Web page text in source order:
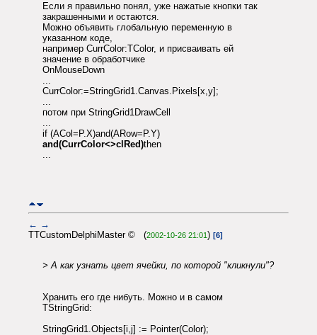
Если я правильно понял, уже нажатые кнопки так
закрашенными и остаются.
Можно объявить глобальную переменную в
указанном коде,
например CurrColor:TColor, и присваивать ей
значение в обработчике
OnMouseDown
...
CurrColor:=StringGrid1.Canvas.Pixels[x,y];
...
потом при StringGrid1DrawCell
...
if (ACol=P.X)and(ARow=P.Y)
and(CurrColor<>clRed)then
...
← →
TTCustomDelphiMaster © (2002-10-26 21:01) [6]
> А как узнать цвет ячейки, по которой "кликнули"?
Хранить его где нибуть. Можно и в самом
TStringGrid:
StringGrid1.Objects[i,j] := Pointer(Color);